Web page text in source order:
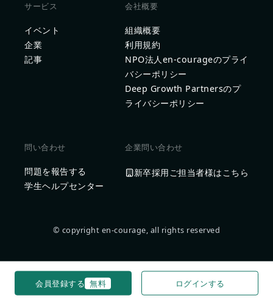
サービス
イベント
企業
記事
会社概要
組織概要
利用規約
NPO法人en-courageのプライ
バシーポリシー
Deep Growth Partnersのプ
ライバシーポリシー
問い合わせ
問題を報告する
学生ヘルプセンター
企業問い合わせ
新卒採用ご担当者様はこちら
© copyright en-courage, all rights reserved
会員登録する 無料 ログインする